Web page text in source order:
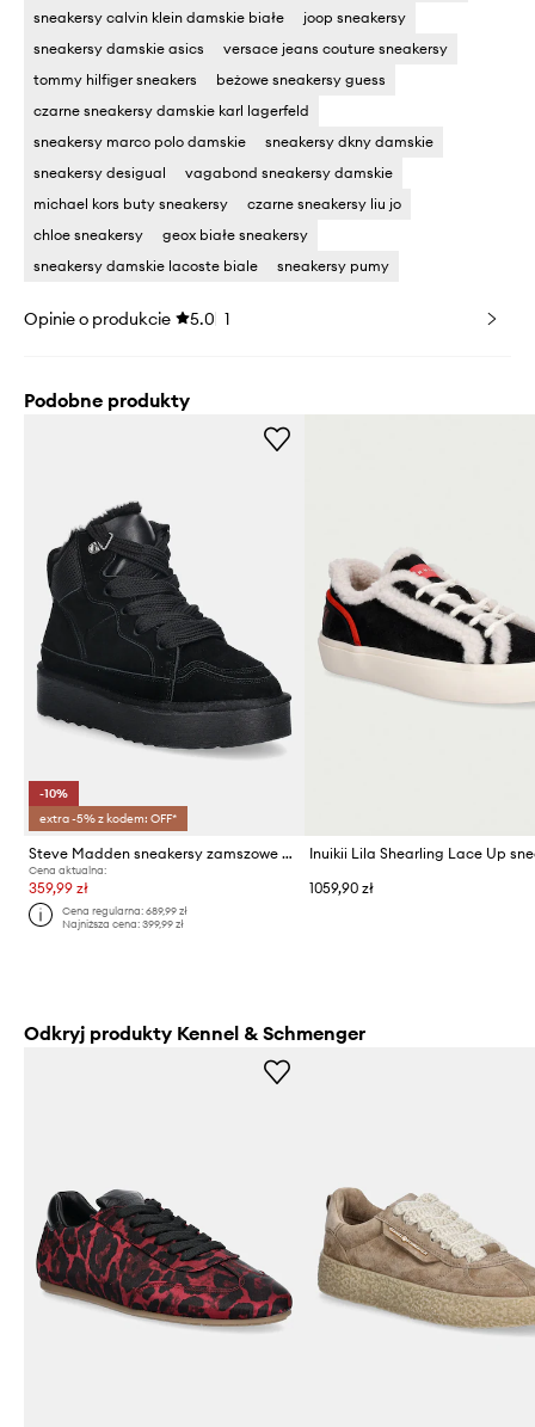
sneakersy calvin klein damskie białe
joop sneakersy
sneakersy damskie asics
versace jeans couture sneakersy
tommy hilfiger sneakers
beżowe sneakersy guess
czarne sneakersy damskie karl lagerfeld
sneakersy marco polo damskie
sneakersy dkny damskie
sneakersy desigual
vagabond sneakersy damskie
michael kors buty sneakersy
czarne sneakersy liu jo
chloe sneakersy
geox białe sneakersy
sneakersy damskie lacoste biale
sneakersy pumy
Opinie o produkcie 5.0 1
Podobne produkty
-10%
extra -5% z kodem: OFF*
Steve Madden sneakersy zamszowe Paci
Cena aktualna:
359,99 zł
Cena regularna:689,99 zł
Najniższa cena:399,99 zł
1059,90 zł
Odkryj produkty Kennel & Schmenger